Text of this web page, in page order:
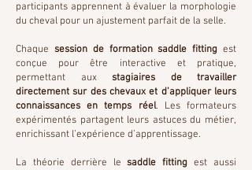
participants apprennent à évaluer la morphologie
du cheval pour un ajustement parfait de la selle.
Chaque session de formation saddle fitting est
conçue pour être interactive et pratique,
permettant aux stagiaires de travailler
directement sur des chevaux et d’appliquer leurs
connaissances en temps réel. Les formateurs
expérimentés partagent leurs astuces du métier,
enrichissant l’expérience d’apprentissage.
La théorie derrière lesaddle fitting est aussi